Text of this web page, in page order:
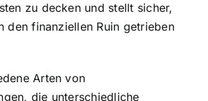
zu decken und stellt sicher,
den finanziellen Ruin getrieben
Arten von
die unterschiedliche